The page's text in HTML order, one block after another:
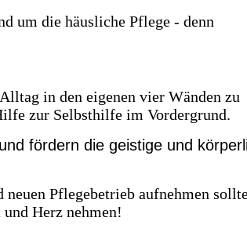
um die häusliche Pflege - denn
in den eigenen vier Wänden zu
zur Selbsthilfe im Vordergrund.
fördern die geistige und
Pflegebetrieb aufnehmen
Herz nehmen!